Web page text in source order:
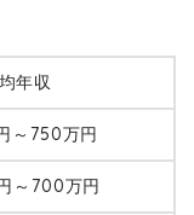
年収
～750万円
～700万円